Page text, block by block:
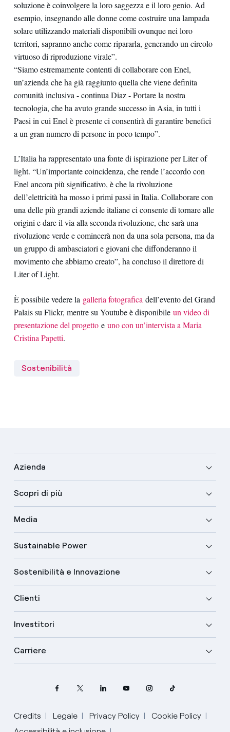
soluzione è coinvolgere la loro saggezza e il loro genio. Ad
esempio, insegnando alle donne come costruire una lampada
solare utilizzando materiali disponibili ovunque nei loro
territori, sapranno anche come ripararla, generando un circolo
virtuoso di riproduzione virale”.
“Siamo estremamente contenti di collaborare con Enel,
un’azienda che ha già raggiunto quella che viene definita
comunità inclusiva - continua Diaz - Portare la nostra
tecnologia, che ha avuto grande successo in Asia, in tutti i
Paesi in cui Enel è presente ci consentirà di garantire benefici
a un gran numero di persone in poco tempo”.
L’Italia ha rappresentato una fonte di ispirazione per Liter of
light. “Un’importante coincidenza, che rende l’accordo con
Enel ancora più significativo, è che la rivoluzione
dell’elettricità ha mosso i primi passi in Italia. Collaborare con
una delle più grandi aziende italiane ci consente di tornare alle
origini e dare il via alla seconda rivoluzione, che sarà una
rivoluzione verde e comincerà non da una sola persona, ma da
un gruppo di ambasciatori e giovani che diffonderanno il
movimento che abbiamo creato”, ha concluso il direttore di
Liter of Light.
È possibile vedere la galleria fotografica dell’evento del Grand
Palais su Flickr, mentre su Youtube è disponibile un video di
presentazione del progetto e uno con un’intervista a Maria
Cristina Papetti.
Sostenibilità
Azienda
Scopri di più
Media
Sustainable Power
Sostenibilità e Innovazione
Clienti
Investitori
Carriere
Credits Legale Privacy Policy
Cookie Policy